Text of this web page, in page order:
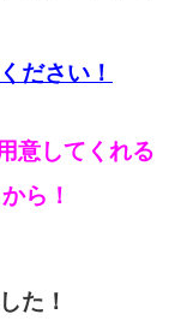
ださい！
意してくれる
ら！
た！